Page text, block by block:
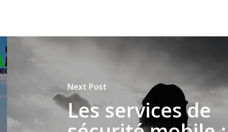
Next Post
Les services de